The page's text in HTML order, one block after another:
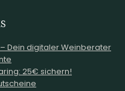
Dein digitaler Weinberater
25€ sichern!